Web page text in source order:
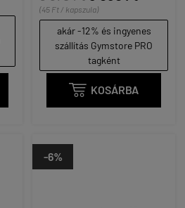
(45 Ft / kapszula)
akár -12% és ingyenes
szállítás Gymstore PRO
tagként
 KOSÁRBA
-6%